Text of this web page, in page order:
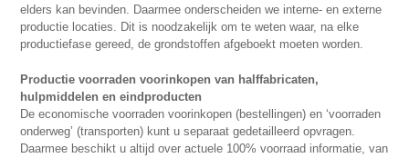
elders kan bevinden. Daarmee onderscheiden we interne- en externe
productie locaties. Dit is noodzakelijk om te weten waar, na elke
productiefase gereed, de grondstoffen afgeboekt moeten worden.
Productie voorraden voorinkopen van halffabricaten,
hulpmiddelen en eindproducten
De economische voorraden voorinkopen (bestellingen) en ‘voorraden
onderweg’ (transporten) kunt u separaat gedetailleerd opvragen.
Daarmee beschikt u altijd over actuele 100% voorraad informatie, van